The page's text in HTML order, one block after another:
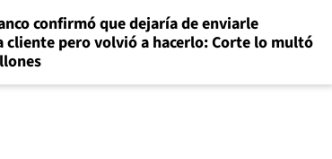
confirmó que dejaría de enviarle
cliente pero volvió a hacerlo: Corte lo multó